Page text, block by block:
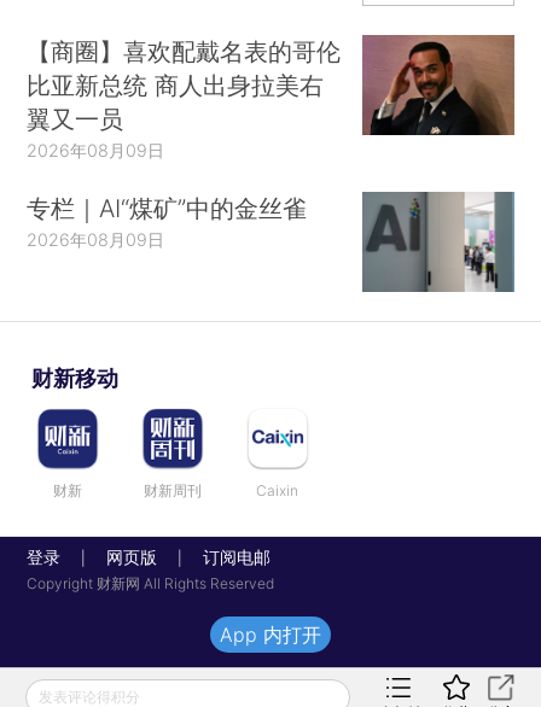
【商圈】喜欢配戴名表的哥伦
比亚新总统 商人出身拉美右
翼又一员
2026年08月09日
专栏｜AI“煤矿”中的金丝雀
2026年08月09日
财新移动
财新 财新周刊 Caixin
登录 网页版 订阅电邮
Copyright 财新网 All Rights Reserved
发表评论得积分
App 内打开